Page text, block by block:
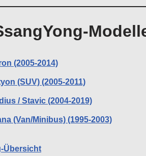
(2005-2014)
(SUV) (2005-2011)
/ Stavic (2004-2019)
(Van/Minibus) (1995-2003)
Übersicht